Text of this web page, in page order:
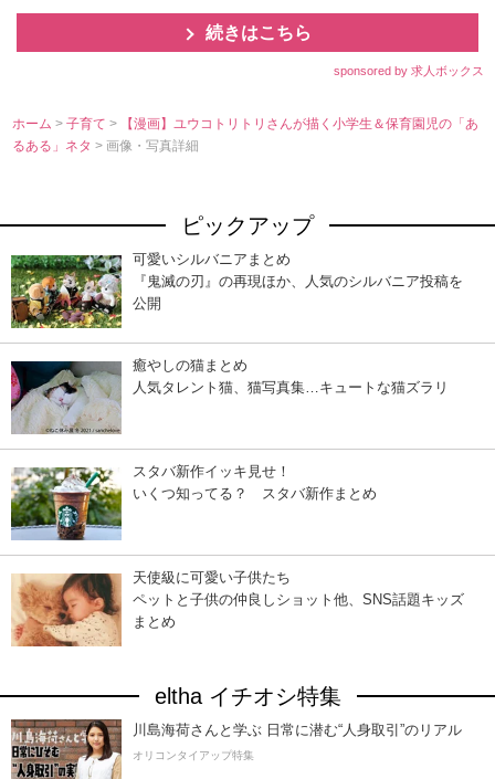
続きはこちら
sponsored by 求人ボックス
ホーム >子育て>
【漫画】ユウコトリトリさんが描く小学生＆保育園児の「あ
るある」ネタ> 画像・写真詳細
ピックアップ
可愛いシルバニアまとめ
『鬼滅の刃』の再現ほか、人気のシルバニア投稿を
公開
癒やしの猫まとめ
人気タレント猫、猫写真集…キュートな猫ズラリ
スタバ新作イッキ見せ！
いくつ知ってる？ スタバ新作まとめ
天使級に可愛い子供たち
ペットと子供の仲良しショット他、SNS話題キッズ
まとめ
eltha イチオシ特集
川島海荷さんと学ぶ 日常に潜む“人身取引”のリアル
オリコンタイアップ特集